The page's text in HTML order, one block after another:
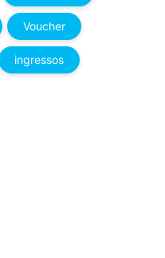
Voucher
ingressos